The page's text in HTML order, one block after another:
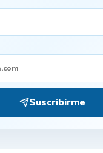
Suscribirme